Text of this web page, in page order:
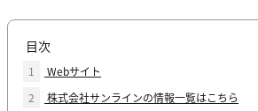
目次
1
Webサイト
2
株式会社サンラインの情報一覧はこちら